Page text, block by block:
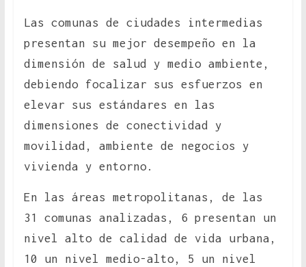
Las comunas de ciudades intermedias
presentan su mejor desempeño en la
dimensión de salud y medio ambiente,
debiendo focalizar sus esfuerzos en
elevar sus estándares en las
dimensiones de conectividad y
movilidad, ambiente de negocios y
vivienda y entorno.
En las áreas metropolitanas, de las
31 comunas analizadas, 6 presentan un
nivel alto de calidad de vida urbana,
10 un nivel medio-alto, 5 un nivel